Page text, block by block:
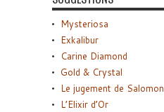
Mysteriosa
Exkalibur
Carine Diamond
Gold & Crystal
Le jugement de Salomon
L’Elixir d’Or